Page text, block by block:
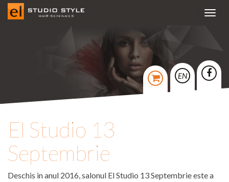
EN
El Studio 13
Septembrie
Deschis in anul 2016, salonul El Studio 13 Septembrie este a